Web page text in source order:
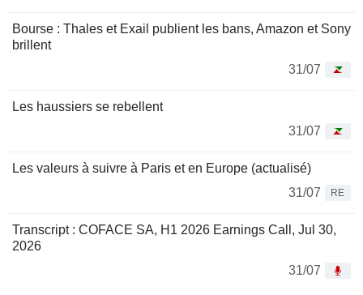
Bourse : Thales et Exail publient les bans, Amazon et Sony
brillent
31/07
Les haussiers se rebellent
31/07
Les valeurs à suivre à Paris et en Europe (actualisé)
31/07
RE
Transcript : COFACE SA, H1 2026 Earnings Call, Jul 30,
2026
31/07